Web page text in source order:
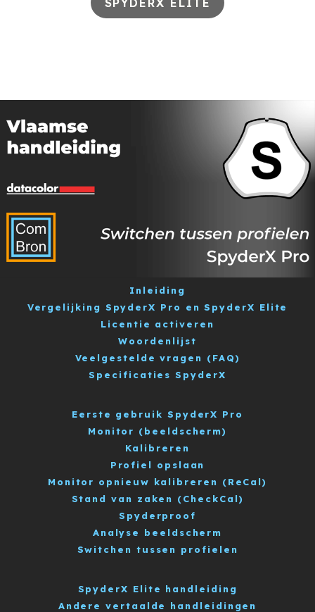
Inleiding
Vergelijking SpyderX Pro en SpyderX Elite
Licentie activeren
Woordenlijst
Veelgestelde vragen (FAQ)
Specificaties SpyderX
Eerste gebruik SpyderX Pro
Monitor (beeldscherm)
Kalibreren
Profiel opslaan
Monitor opnieuw kalibreren (ReCal)
Stand van zaken (CheckCal)
Spyderproof
Analyse beeldscherm
Switchen tussen profielen
SpyderX Elite handleiding
Andere vertaalde handleidingen